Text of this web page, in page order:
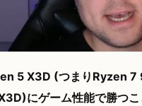
5 X3D (つまりRyzen
にゲーム性能で勝つこ